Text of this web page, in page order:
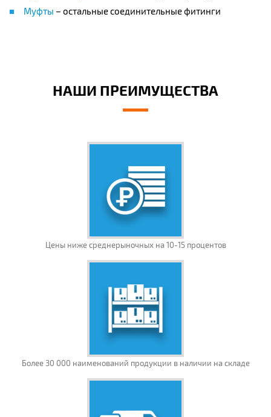
Муфты – остальные соединительные фитинги
НАШИ ПРЕИМУЩЕСТВА
Цены ниже среднерыночных на 10-15 процентов
Более 30 000 наименований продукции в наличии на складе